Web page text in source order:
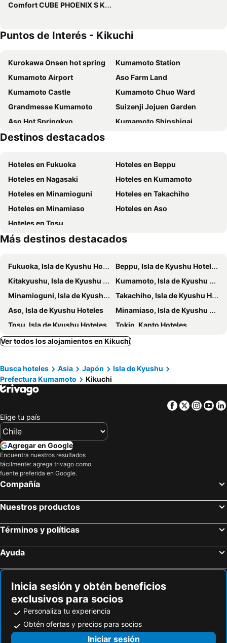
Comfort CUBE PHOENIX S Kumamoto
Puntos de Interés - Kikuchi
Kurokawa Onsen hot spring
Kumamoto Station
Kumamoto Airport
Aso Farm Land
Kumamoto Castle
Kumamoto Chuo Ward
Grandmesse Kumamoto
Suizenji Jojuen Garden
Aso Hot Springkyo
Kumamoto Shinshigai
Gofukumachi Station
Destinos destacados
Hoteles en Fukuoka
Hoteles en Beppu
Hoteles en Nagasaki
Hoteles en Kumamoto
Hoteles en Minamioguni
Hoteles en Takachiho
Hoteles en Minamiaso
Hoteles en Aso
Hoteles en Tosu
Más destinos destacados
Fukuoka, Isla de Kyushu Hoteles
Beppu, Isla de Kyushu Hoteles
Kitakyushu, Isla de Kyushu Hoteles
Kumamoto, Isla de Kyushu Hoteles
Minamioguni, Isla de Kyushu Hoteles
Takachiho, Isla de Kyushu Hoteles
Aso, Isla de Kyushu Hoteles
Minamiaso, Isla de Kyushu Hoteles
Tosu, Isla de Kyushu Hoteles
Tokio, Kanto Hoteles
Kioto, Kinki Hoteles
Osaka, Kinki Hoteles
Hiroshima, Chugoku Hoteles
Kawasaki, Kanto Hoteles
Nagoya, Chubu y Hokuriku Hoteles
Ver todos los alojamientos en Kikuchi
Busca hoteles Asia Japón
Isla de Kyushu
Prefectura Kumamoto
Kikuchi
Facebook
Twitter
Elige tu país
Agregar en Google
Encuentra nuestros resultados
fácilmente: agrega trivago como
fuente preferida en Google.
Compañía
Nuestros productos
Términos y políticas
Ayuda
Inicia sesión y obtén beneficios
exclusivos para socios
Personaliza tu experiencia
Obtén ofertas y precios para socios
Iniciar sesión